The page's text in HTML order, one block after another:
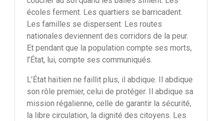
écoles ferment. Les quartiers se barricadent.
Les familles se dispersent. Les routes
nationales deviennent des corridors de la peur.
Et pendant que la population compte ses morts,
l’État, lui, compte ses communiqués.
L’État haïtien ne faillit plus, il abdique. Il abdique
son rôle premier, celui de protéger. Il abdique sa
mission régalienne, celle de garantir la sécurité,
la libre circulation, la dignité des citoyens. Les